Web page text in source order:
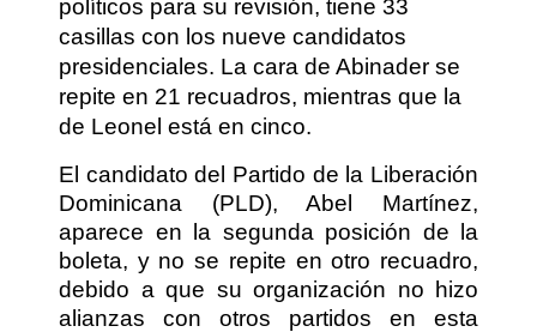
políticos para su revisión, tiene 33
casillas con los nueve candidatos
presidenciales. La cara de Abinader se
repite en 21 recuadros, mientras que la
de Leonel está en cinco.
El candidato del Partido de la Liberación
Dominicana (PLD), Abel Martínez,
aparece en la segunda posición de la
boleta, y no se repite en otro recuadro,
debido a que su organización no hizo
alianzas con otros partidos en esta